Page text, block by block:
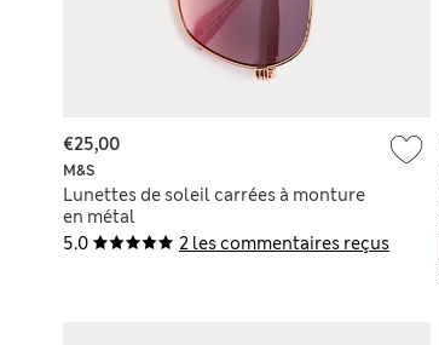
5.0 2 les commentaires reçus
M&S
Lunettes de soleil carrées à monture
en métal
€25,00